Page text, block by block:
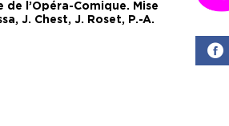
l’Opéra-Comique. Mise
J. Chest, J. Roset, P.-A.